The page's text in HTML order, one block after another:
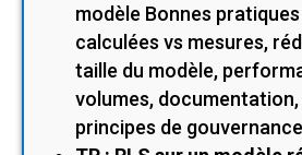
modèle Bonnes
calculées vs mesures,
taille du modèle,
volumes,
principes de